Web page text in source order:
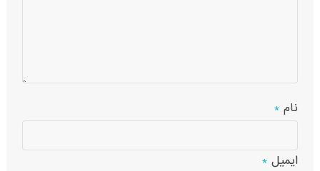
نام*
ایمیل*